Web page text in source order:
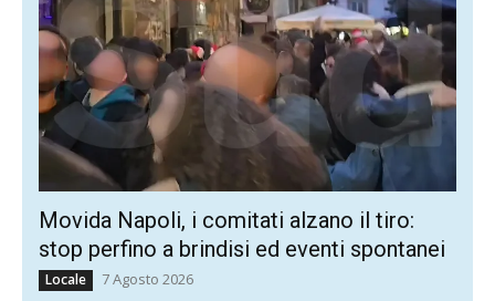
Movida Napoli, i comitati alzano il tiro:
stop perfino a brindisi ed eventi spontanei
Locale 7 Agosto 2026